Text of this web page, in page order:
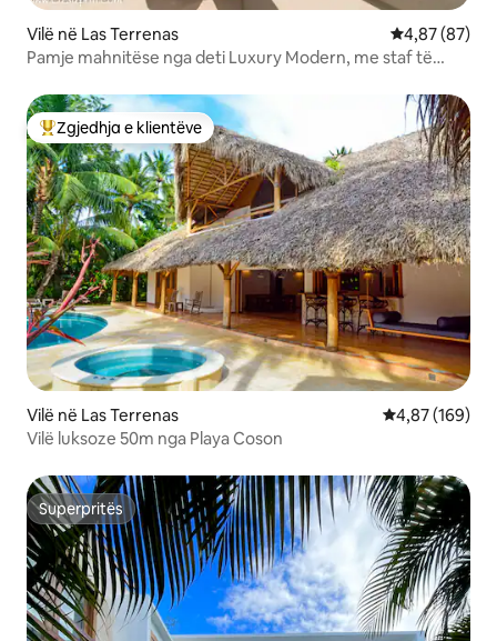
Vilë në Las Terrenas Vlerësimi
4,87 (87)
Pamje mahnitëse nga deti Luxury Modern, me staf të
Më të mirat e zgjedhjeve të klientëve
Zgjedhja e klientëve
Vilë në Las Terrenas Vlerësimi
4,87 (169)
Vilë luksoze 50m nga Playa Coson
Superpritës
Superpritës